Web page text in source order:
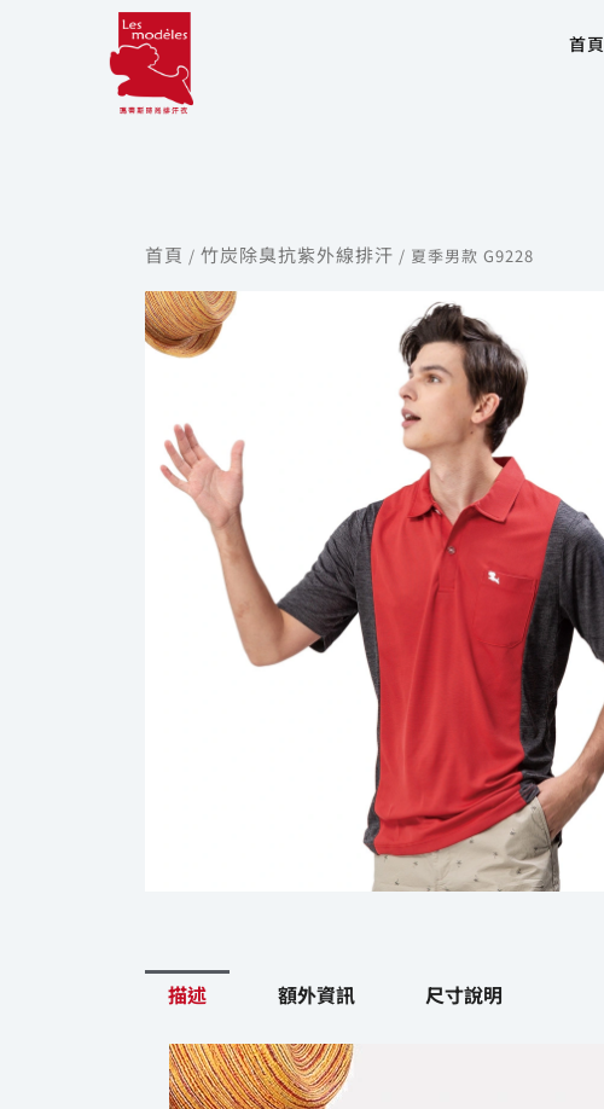
首頁
首頁 / 竹炭除臭抗紫外線排汗 / 夏季男款 G9228
描述 額外資訊 尺寸說明